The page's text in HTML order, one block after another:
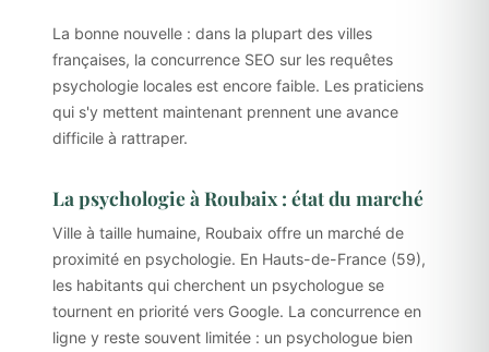
La bonne nouvelle : dans la plupart des villes
françaises, la concurrence SEO sur les requêtes
psychologie locales est encore faible. Les praticiens
qui s'y mettent maintenant prennent une avance
difficile à rattraper.
La psychologie à Roubaix : état du marché
Ville à taille humaine, Roubaix offre un marché de
proximité en psychologie. En Hauts-de-France (59),
les habitants qui cherchent un psychologue se
tournent en priorité vers Google. La concurrence en
ligne y reste souvent limitée : un psychologue bien